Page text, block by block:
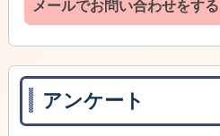
メールでお問い合わせをする
アンケート